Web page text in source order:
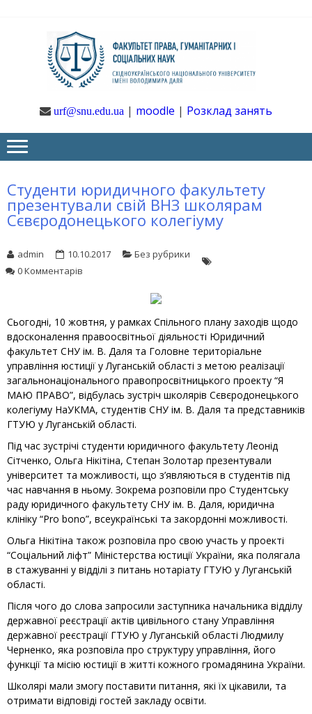
navigation
І
urf@snu.edu.ua | moodle | Розклад занять
Студенти юридичного факультету
презентували свій ВНЗ школярам
Сєвєродонецького колегіуму
admin 10.10.2017
Без рубрики
0 Комментарів
Сьогодні, 10 жовтня, у рамках Спільного плану заходів щодо
вдосконалення правоосвітньої діяльності Юридичний
факультет СНУ ім. В. Даля та Головне територіальне
управління юстиції у Луганській області з метою реалізації
загальнонаціонального правопросвітницького проекту “Я
МАЮ ПРАВО”, відбулась зустріч школярів Сєвєродонецького
колегіуму НаУКМА, студентів СНУ ім. В. Даля та представників
ГТУЮ у Луганській області.
Під час зустрічі студенти юридичного факультету Леонід
Сітченко, Ольга Нікітіна, Степан Золотар презентували
університет та можливості, що з’являються в студентів під
час навчання в ньому. Зокрема розповіли про Студентську
раду юридичного факультету СНУ ім. В. Даля, юридична
клініку “Pro bono”, всеукраїнські та закордонні можливості.
Ольга Нікітіна також розповіла про свою участь у проекті
“Соціальний ліфт” Міністерства юстиції України, яка полягала
в стажуванні у відділі з питань нотаріату ГТУЮ у Луганській
області.
Після чого до слова запросили заступника начальника відділу
державної реєстрації актів цивільного стану Управління
державної реєстрації ГТУЮ у Луганській області Людмилу
Черненко, яка розповіла про структуру управління, його
функції та місію юстиції в житті кожного громадянина України.
Школярі мали змогу поставити питання, які їх цікавили, та
отримати відповіді гостей закладу освіти.